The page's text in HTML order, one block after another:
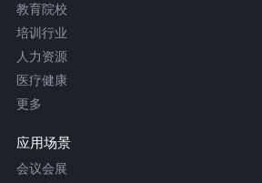
教育院校
培训行业
人力资源
医疗健康
更多
应用场景
会议会展